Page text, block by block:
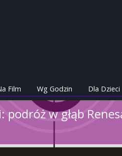
Film Wg Godzin Dla Dzieci
w głąb